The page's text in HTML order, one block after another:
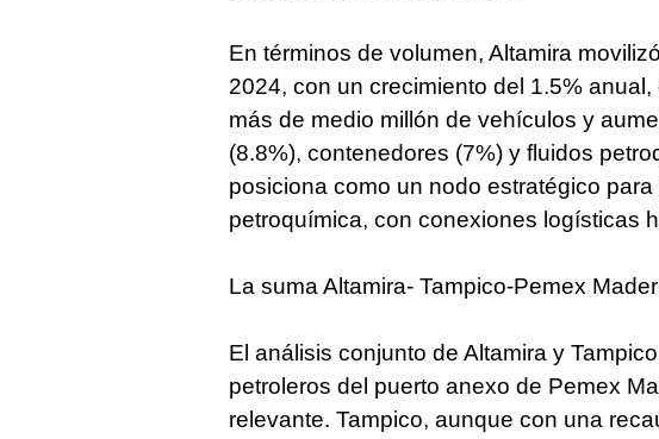
En términos de volumen, Altamira
2024, con un crecimiento del 1.5%
más de medio millón de vehículos y
(8.8%), contenedores (7%) y fluidos
posiciona como un nodo estratégico
petroquímica, con conexiones logísticas
La suma Altamira- Tampico-Pemex
El análisis conjunto de Altamira y
petroleros del puerto anexo de Pemex
relevante. Tampico, aunque con una